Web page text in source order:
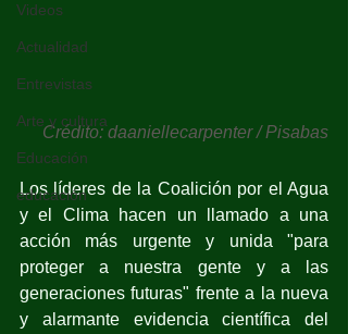
Videos
Actualidad
Entrevistas
Arte y cultura
Educación
educación
Crédito: daaniellecarpenter / Pisabas
Los líderes de la Coalición por el Agua
y el Clima hacen un llamado a una
acción más urgente y unida "para
proteger a nuestra gente y a las
generaciones futuras" frente a la nueva